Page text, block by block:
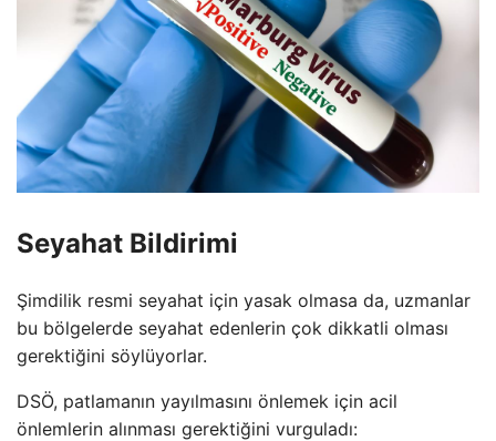
Seyahat Bildirimi
Şimdilik resmi seyahat için yasak olmasa da, uzmanlar
bu bölgelerde seyahat edenlerin çok dikkatli olması
gerektiğini söylüyorlar.
DSÖ, patlamanın yayılmasını önlemek için acil
önlemlerin alınması gerektiğini vurguladı: